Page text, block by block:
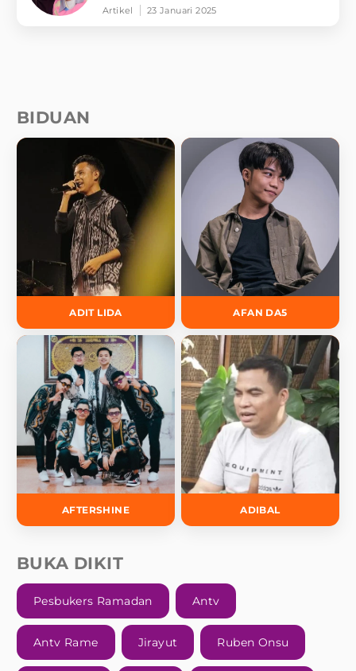
Artikel 23 Januari 2025
BIDUAN
ADIT LIDA AFAN DA5
AFTERSHINE ADIBAL
BUKA DIKIT
Pesbukers Ramadan Antv
Antv Rame Jirayut Ruben Onsu